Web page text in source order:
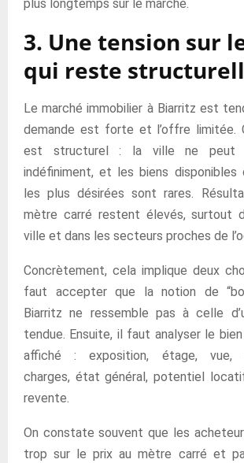
plus longtemps sur le marché.
3. Une tension sur
qui reste
Le marché immobilier à Biarritz est
demande est forte et l’offre limitée.
est structurel : la ville ne peut
indéfiniment, et les biens disponibles
les plus désirées sont rares.
mètre carré restent élevés, surtout
ville et dans les secteurs proches de
Concrètement, cela implique deux
faut accepter que la notion de
Biarritz ne ressemble pas à celle
tendue. Ensuite, il faut analyser le
affiché : exposition, étage, vue,
charges, état général, potentiel
revente.
On constate souvent que les
trop sur le prix au mètre carré et